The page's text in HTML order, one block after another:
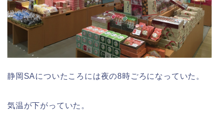
静岡SAについたころには夜の8時ごろになっていた。
気温が下がっていた。